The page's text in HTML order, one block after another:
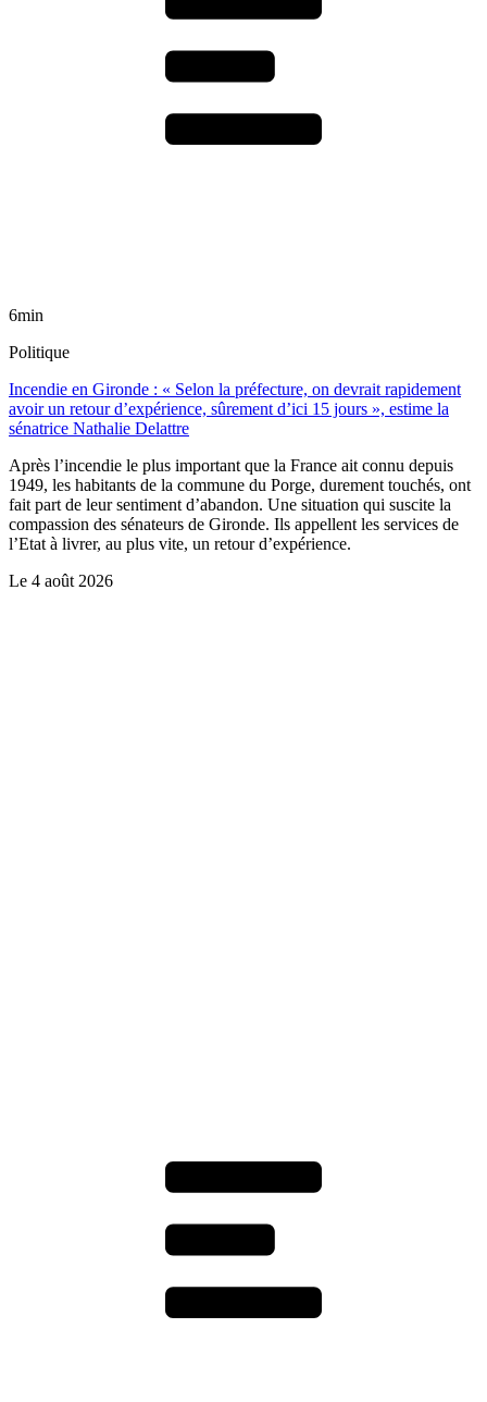
6min
Politique
Incendie en Gironde : « Selon la préfecture, on devrait rapidement
avoir un retour d’expérience, sûrement d’ici 15 jours », estime la
sénatrice Nathalie Delattre
Après l’incendie le plus important que la France ait connu depuis
1949, les habitants de la commune du Porge, durement touchés, ont
fait part de leur sentiment d’abandon. Une situation qui suscite la
compassion des sénateurs de Gironde. Ils appellent les services de
l’Etat à livrer, au plus vite, un retour d’expérience.
Le 4 août 2026